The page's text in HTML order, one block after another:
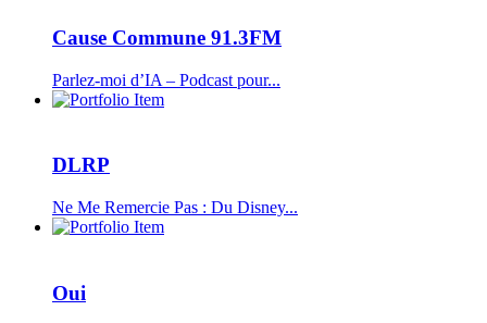
Cause Commune 91.3FM
Parlez-moi d’IA – Podcast pour...
DLRP
Ne Me Remercie Pas : Du Disney...
Oui